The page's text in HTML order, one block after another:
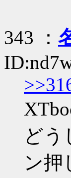
343 ：
どう
ン押